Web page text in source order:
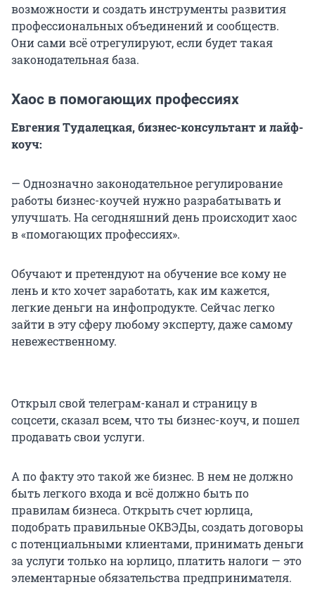
возможности и создать инструменты развития
профессиональных объединений и сообществ.
Они сами всё отрегулируют, если будет такая
законодательная база.
Хаос в помогающих профессиях
Евгения Тудалецкая, бизнес-консультант и лайф-
коуч:
— Однозначно законодательное регулирование
работы бизнес-коучей нужно разрабатывать и
улучшать. На сегодняшний день происходит хаос
в «помогающих профессиях».
Обучают и претендуют на обучение все кому не
лень и кто хочет заработать, как им кажется,
легкие деньги на инфопродукте. Сейчас легко
зайти в эту сферу любому эксперту, даже самому
невежественному.
Открыл свой телеграм-канал и страницу в
соцсети, сказал всем, что ты бизнес-коуч, и пошел
продавать свои услуги.
А по факту это такой же бизнес. В нем не должно
быть легкого входа и всё должно быть по
правилам бизнеса. Открыть счет юрлица,
подобрать правильные ОКВЭДы, создать договоры
с потенциальными клиентами, принимать деньги
за услуги только на юрлицо, платить налоги — это
элементарные обязательства предпринимателя.